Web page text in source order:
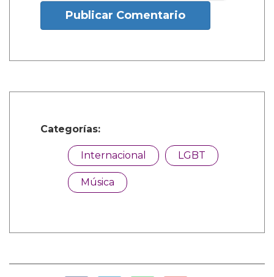
Publicar Comentario
Categorías:
Internacional LGBT
Música